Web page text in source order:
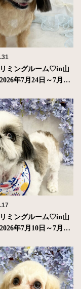
ミングルーム♡in山
年7月24日～7月…
ミングルーム♡in山
年7月10日～7月…